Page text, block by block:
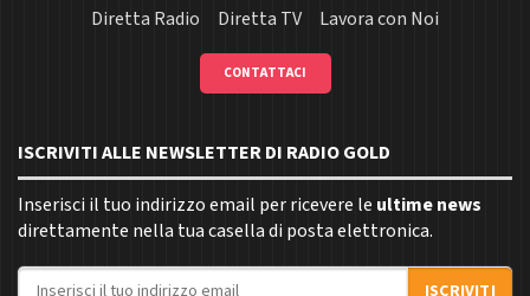
Diretta Radio
Diretta TV Lavora con Noi
CONTATTACI
ISCRIVITI ALLE NEWSLETTER DI RADIO GOLD
Inserisci il tuo indirizzo email per ricevere le ultime news
direttamente nella tua casella di posta elettronica.
Indirizzo email
ISCRIVITI